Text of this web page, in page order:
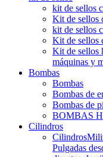
kit de sellos
Kit de sellos
kit de sellos
Kit de sellos
Kit de sellos
máquinas y
Bombas
Bombas
Bombas de
Bombas de
BOMBAS
Cilindros
Cilindros
Pulgadas